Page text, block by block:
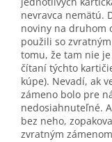
nevravca nemätú.
noviny na druhom
použili so
tomu, že tam nie
čítaní týchto
kúpe). Nevadí, ak
zámeno bolo pre
nedosiahnuteľné.
bez neho,
zvratným